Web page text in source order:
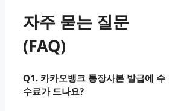
자주 묻는 질문
(FAQ)
Q1. 카카오뱅크 통장사본 발급에 수
수료가 드나요?